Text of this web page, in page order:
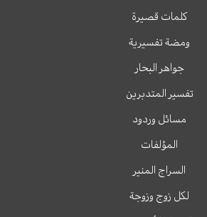
كلمات قصيرة
ومضة تفسيرية
جواهر البحار
تفسير المتدبرين
مسائل وردود
المؤلفات
السراج المنير
لكل زوج وزوجة